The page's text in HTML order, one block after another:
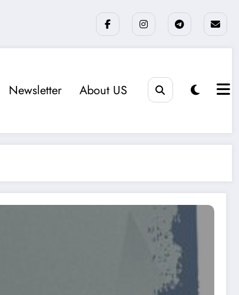
Newsletter About US